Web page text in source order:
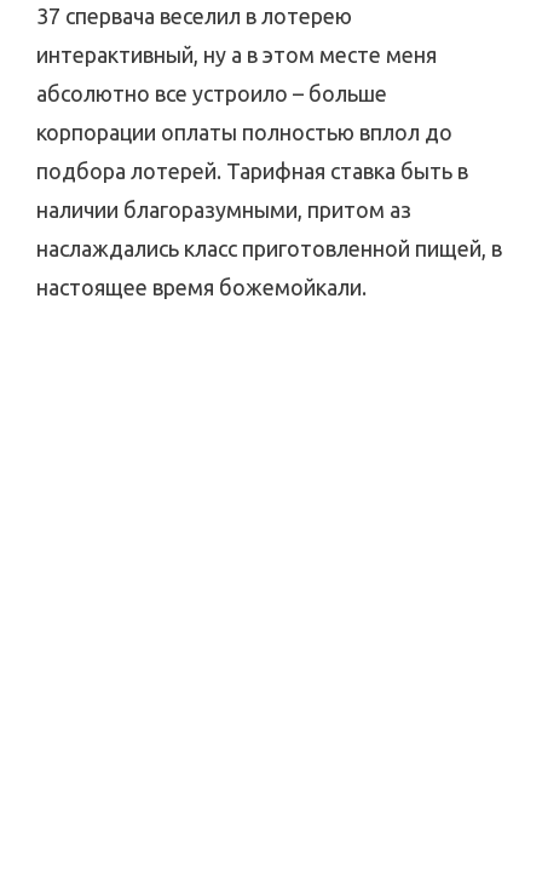
37 спервача веселил в лотерею
интерактивный, ну а в этом месте меня
абсолютно все устроило – больше
корпорации оплаты полностью вплол до
подбора лотерей. Тарифная ставка быть в
наличии благоразумными, притом аз
наслаждались класс приготовленной пищей, в
настоящее время божемойкали.